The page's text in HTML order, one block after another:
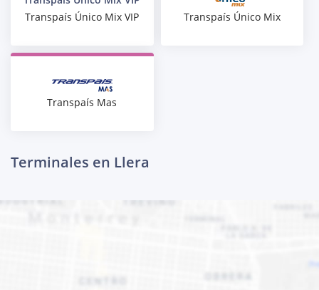
Transpaís Único Mix VIP
Transpaís Único Mix
Transpaís Mas
Terminales en Llera